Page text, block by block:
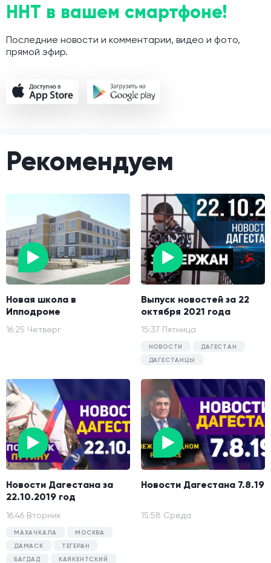
ННТ в вашем смартфоне!
Последние новости и комментарии, видео и фото,
прямой эфир.
Рекомендуем
Новая школа в
Ипподроме
16:25 Четверг
Выпуск новостей за 22
октября 2021 года
15:37 Пятница
НОВОСТИ
ДАГЕСТАН
ДАГЕСТАНЦЫ
Новости Дагестана за
22.10.2019 год
16:46 Вторник
МАХАЧКАЛА
МОСКВА
ДАМАСК
ТЕГЕРАН
БАГДАД
КАЯКЕНТСКИЙ
Новости Дагестана 7.8.19
15:58 Среда